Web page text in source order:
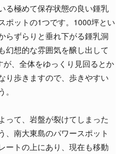
る極めて保存状態の良い鍾乳
ポットの1つです。1000坪とい
らずらりと垂れ下がる鍾乳洞
幻想的な雰囲気を醸し出して
、全体をゆっくり見回るとか
り歩きますので、歩きやすい
って、岩盤が裂けてしまった
、南大東島のパワースポット
ートの上にあり、現在も移動